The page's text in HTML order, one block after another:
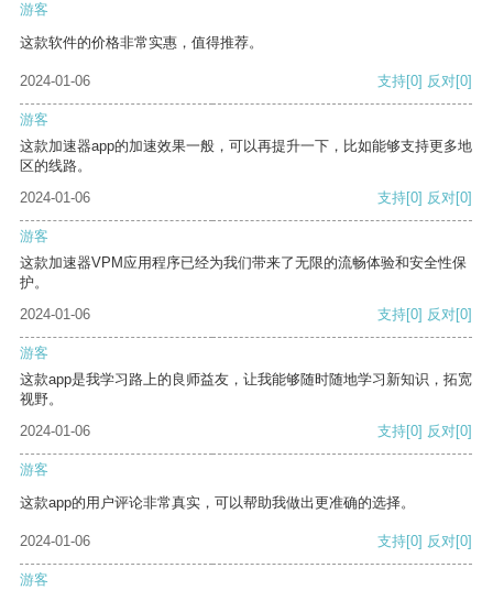
游客
这款软件的价格非常实惠，值得推荐。
2024-01-06 支持[0] 反对[0]
游客
这款加速器app的加速效果一般，可以再提升一下，比如能够支持更多地
区的线路。
2024-01-06
支持[0] 反对[0]
游客
这款加速器VPM应用程序已经为我们带来了无限的流畅体验和安全性保
护。
2024-01-06
支持[0] 反对[0]
游客
这款app是我学习路上的良师益友，让我能够随时随地学习新知识，拓宽
视野。
2024-01-06
支持[0] 反对[0]
游客
这款app的用户评论非常真实，可以帮助我做出更准确的选择。
2024-01-06 支持[0] 反对[0]
游客